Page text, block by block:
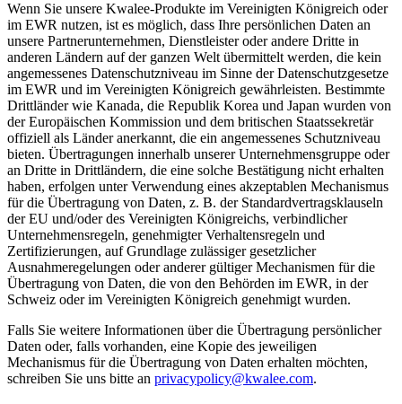
Wenn Sie unsere Kwalee-Produkte im Vereinigten Königreich oder
im EWR nutzen, ist es möglich, dass Ihre persönlichen Daten an
unsere Partnerunternehmen, Dienstleister oder andere Dritte in
anderen Ländern auf der ganzen Welt übermittelt werden, die kein
angemessenes Datenschutzniveau im Sinne der Datenschutzgesetze
im EWR und im Vereinigten Königreich gewährleisten. Bestimmte
Drittländer wie Kanada, die Republik Korea und Japan wurden von
der Europäischen Kommission und dem britischen Staatssekretär
offiziell als Länder anerkannt, die ein angemessenes Schutzniveau
bieten. Übertragungen innerhalb unserer Unternehmensgruppe oder
an Dritte in Drittländern, die eine solche Bestätigung nicht erhalten
haben, erfolgen unter Verwendung eines akzeptablen Mechanismus
für die Übertragung von Daten, z. B. der Standardvertragsklauseln
der EU und/oder des Vereinigten Königreichs, verbindlicher
Unternehmensregeln, genehmigter Verhaltensregeln und
Zertifizierungen, auf Grundlage zulässiger gesetzlicher
Ausnahmeregelungen oder anderer gültiger Mechanismen für die
Übertragung von Daten, die von den Behörden im EWR, in der
Schweiz oder im Vereinigten Königreich genehmigt wurden.
Falls Sie weitere Informationen über die Übertragung persönlicher
Daten oder, falls vorhanden, eine Kopie des jeweiligen
Mechanismus für die Übertragung von Daten erhalten möchten,
schreiben Sie uns bitte an privacypolicy@kwalee.com.